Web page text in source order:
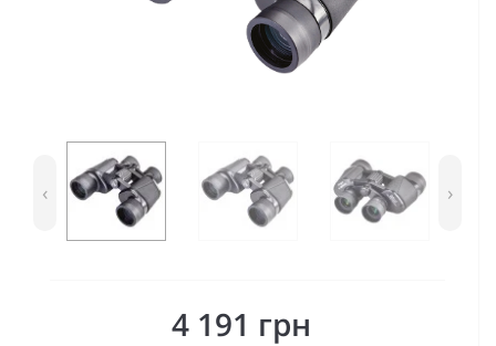
‹ ›
4 191 грн